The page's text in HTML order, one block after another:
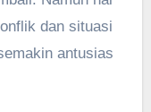
dan situasi
antusias